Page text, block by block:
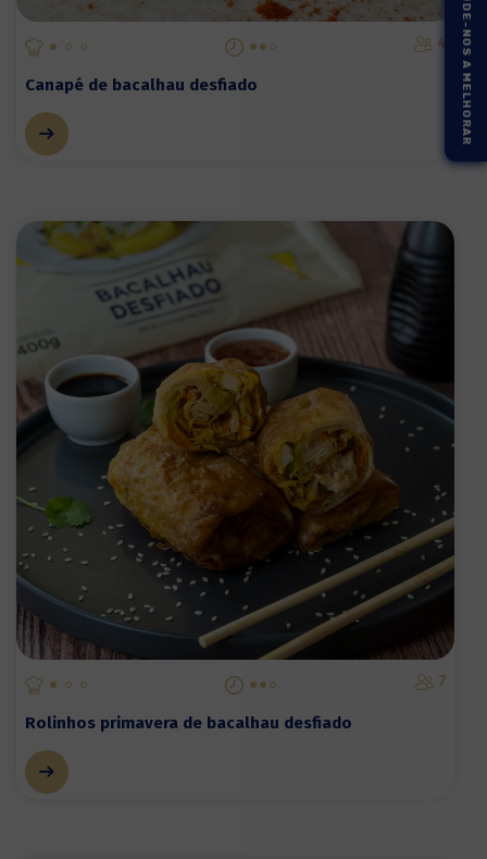
4
Canapé de bacalhau desfiado
7
Rolinhos primavera de bacalhau desfiado
AJUDE-NOS A MELHORAR